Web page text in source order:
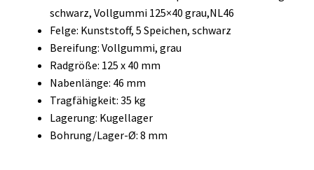
schwarz, Vollgummi 125×40 grau,NL46
Felge: Kunststoff, 5 Speichen, schwarz
Bereifung: Vollgummi, grau
Radgröße: 125 x 40 mm
Nabenlänge: 46 mm
Tragfähigkeit: 35 kg
Lagerung: Kugellager
Bohrung/Lager-Ø: 8 mm